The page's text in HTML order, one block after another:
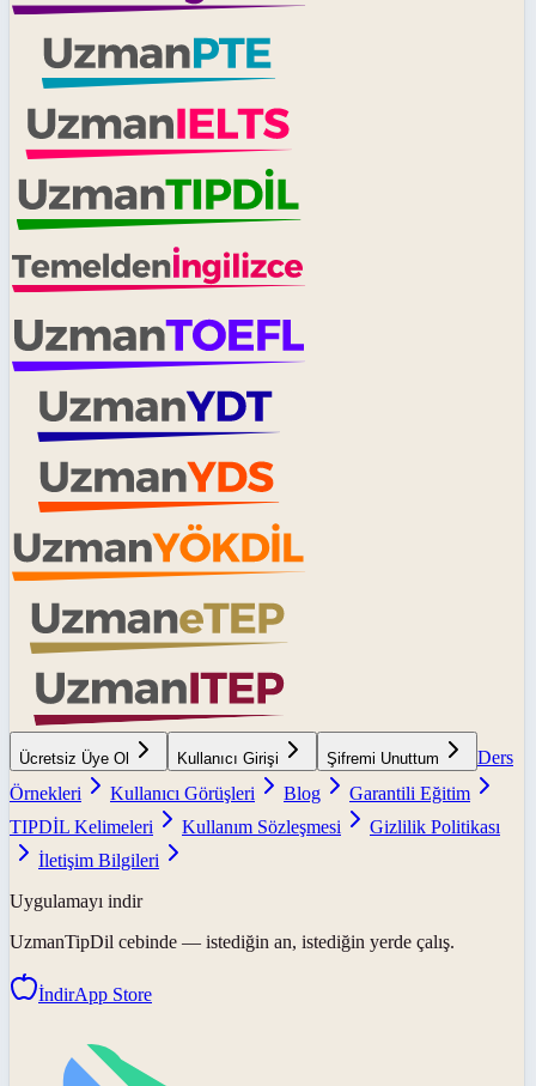
Ücretsiz Üye Ol Kullanıcı Girişi Şifremi Unuttum
Ders
Örnekleri
Kullanıcı Görüşleri Blog
Garantili Eğitim
TIPDİL Kelimeleri
Kullanım Sözleşmesi
Gizlilik Politikası
İletişim Bilgileri
Uygulamayı indir
UzmanTipDil cebinde — istediğin an, istediğin yerde çalış.
İndirApp Store